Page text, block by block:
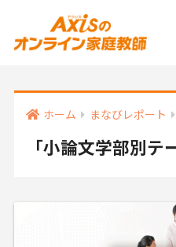
ホーム まなびレポート
「小論文学部別